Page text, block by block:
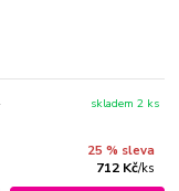
25 % sleva
712 Kč/ks
skladem 2 ks